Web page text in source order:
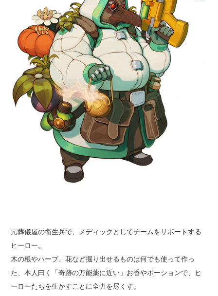
元葬儀屋の衛生兵で、メディックとしてチームをサポートする
ヒーロー。
木の根やハーブ、花など掘り出せるものは何でも使って作っ
た、本人曰く「奇跡の万能薬に近い」お香やポーションで、ヒ
ーローたちを生かすことに全力を尽くす。